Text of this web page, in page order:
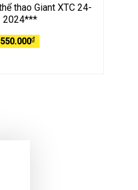
thao Giant XTC 24-
2024***
₫